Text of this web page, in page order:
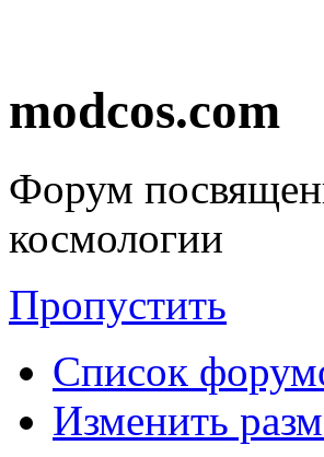
modcos.com
Форум
космологии
Пропустить
Список
Изменить